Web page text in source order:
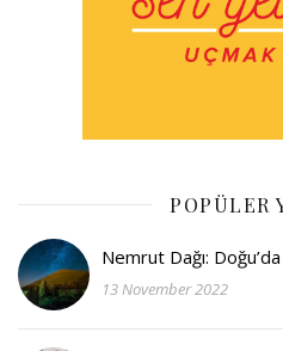
POPÜLER
Nemrut Dağı:
13 November 2022